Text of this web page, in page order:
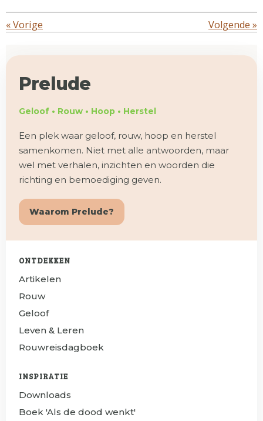
«Vorige Volgende »
Prelude
Geloof • Rouw • Hoop • Herstel
Een plek waar geloof, rouw, hoop en herstel
samenkomen. Niet met alle antwoorden, maar
wel met verhalen, inzichten en woorden die
richting en bemoediging geven.
Waarom Prelude?
ONTDEKKEN
Artikelen
Rouw
Geloof
Leven & Leren
Rouwreisdagboek
INSPIRATIE
Downloads
Boek 'Als de dood wenkt'